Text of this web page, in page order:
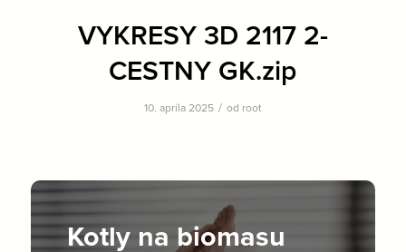
VYKRESY 3D 2117 2-
CESTNY GK.zip
10. apríla 2025 / od root
Kotly na biomasu